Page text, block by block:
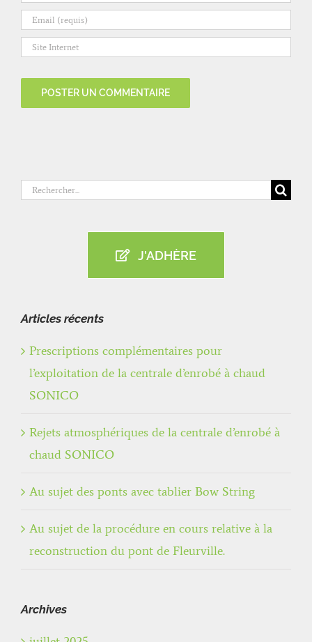
Rechercher:
J'ADHÈRE
Articles récents
Prescriptions complémentaires pour
l’exploitation de la centrale d’enrobé à chaud
SONICO
Rejets atmosphériques de la centrale d’enrobé à
chaud SONICO
Au sujet des ponts avec tablier Bow String
Au sujet de la procédure en cours relative à la
reconstruction du pont de Fleurville.
Archives